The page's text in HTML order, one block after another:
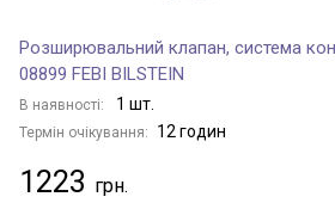
Розширювальний клапан, система
08899 FEBI BILSTEIN
В наявності: 1 шт.
Термін очікування: 12 годин
1223